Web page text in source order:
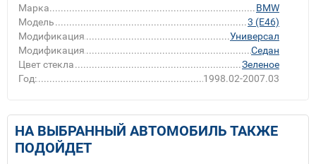
Марка
BMW
Модель
3 (E46)
Модификация
Универсал
Модификация
Седан
Цвет стекла
Зеленое
Год:
1998.02-2007.03
НА ВЫБРАННЫЙ АВТОМОБИЛЬ ТАКЖЕ
ПОДОЙДЕТ